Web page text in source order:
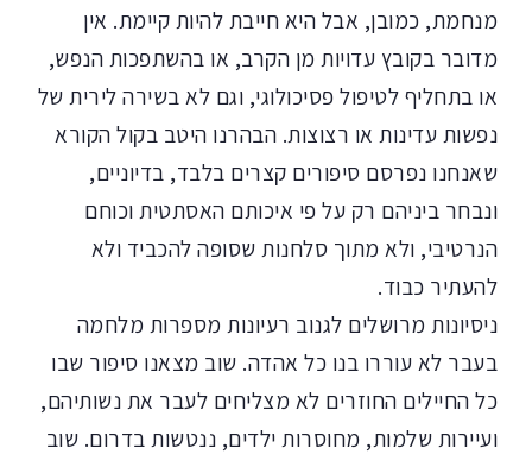
מנחמת, כמובן, אבל היא חייבת להיות קיימת. אין
מדובר בקובץ עדויות מן הקרב, או בהשתפכות הנפש,
או בתחליף לטיפול פסיכולוגי, וגם לא בשירה לירית של
נפשות עדינות או רצוצות. הבהרנו היטב בקול הקורא
שאנחנו נפרסם סיפורים קצרים בלבד, בדיוניים,
ונבחר ביניהם רק על פי איכותם האסתטית וכוחם
הנרטיבי, ולא מתוך סלחנות שסופה להכביד ולא
להעתיר כבוד.
ניסיונות מרושלים לגנוב רעיונות מספרות מלחמה
בעבר לא עוררו בנו כל אהדה. שוב מצאנו סיפור שבו
כל החיילים החוזרים לא מצליחים לעבר את נשותיהם,
ועיירות שלמות, מחוסרות ילדים, ננטשות בדרום. שוב